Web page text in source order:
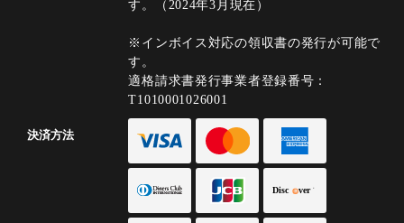
す。（2024年3月現在）
※インボイス対応の領収書の発行が可能で
す。
適格請求書発行事業者登録番号：
T1010001026001
決済方法